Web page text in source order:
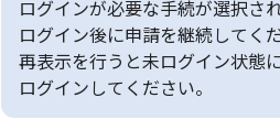
ログインが必要な手続が選択さ
ログイン後に申請を継続してく
再表示を行うと未ログイン状態
ログインしてください。